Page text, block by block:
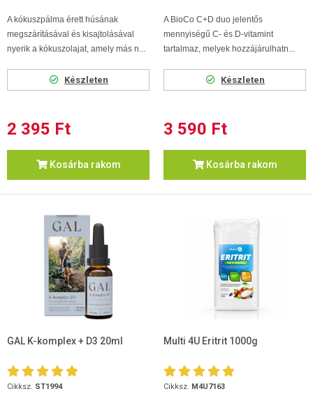
A kókuszpálma érett húsának
megszárításával és kisajtolásával
nyerik a kókuszolajat, amely más n...
Készleten
2 395 Ft
Kosárba rakom
A BioCo C+D duo jelentős
mennyiségű C- és D-vitamint
tartalmaz, melyek hozzájárulhatn...
Készleten
3 590 Ft
Kosárba rakom
GAL K-komplex + D3 20ml
Cikksz. ST1994
Multi 4U Eritrit 1000g
Cikksz. M4U7163